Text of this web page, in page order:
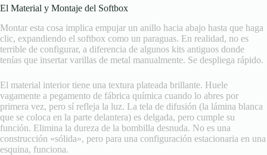
El Material y Montaje del Softbox
Montar esta cosa implica empujar un anillo hacia abajo hasta que haga
clic, expandiendo el softbox como un paraguas. En realidad, no es
terrible de configurar, a diferencia de algunos kits antiguos donde
tenías que insertar varillas de metal manualmente. Se despliega rápido.
El material interior tiene una textura plateada brillante. Huele
vagamente a pegamento de fábrica química cuando lo abres por
primera vez, pero sí refleja la luz. La tela de difusión (la lámina blanca
que se coloca en la parte delantera) es delgada, pero cumple su
función. Elimina la dureza de la bombilla desnuda. No es una
construcción «sólida», pero para una configuración estacionaria en una
esquina, funciona.